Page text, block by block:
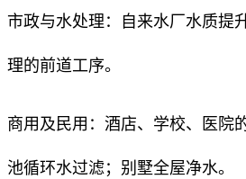
市政与水处理：自来水厂水质提
理的前道工序。
商用及民用：酒店、学校、医院
池循环水过滤；别墅全屋净水。